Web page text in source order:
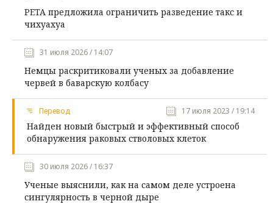
PETA предложила ограничить разведение такс и
чихуахуа
31 июля 2026 / 14:07
Немцы раскритиковали ученых за добавление
червей в баварскую колбасу
Перевод 17 июля 2023 / 19:14
Найден новый быстрый и эффективный способ
обнаружения раковых стволовых клеток
30 июля 2026 / 16:37
Ученые выяснили, как на самом деле устроена
сингулярность в черной дыре